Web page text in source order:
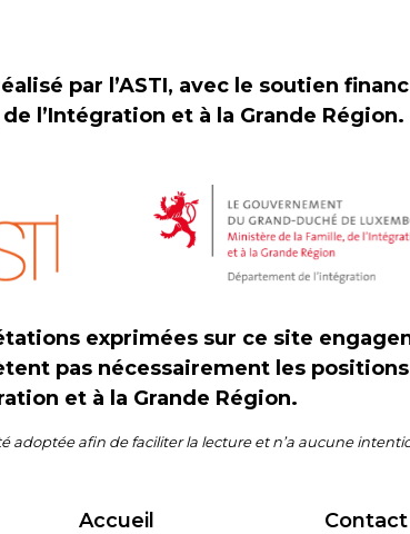
par l’ASTI, avec le soutien
l’Intégration et à la Grande Région.
exprimées sur ce site
pas nécessairement les
et à la Grande Région.
adoptée afin de faciliter la lecture et n’a aucune
Accueil
Contact